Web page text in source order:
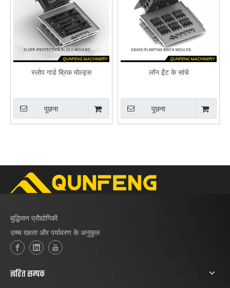
स्लोप गार्ड ब्रिक मोल्ड्स
पूछना
लॉन ईंट के सांचे
पूछना
बुद्धिमान प्रौद्योगिकी
उच्च दक्षता और पर्यावरण के अनुकूल
त्वरित सम्पक